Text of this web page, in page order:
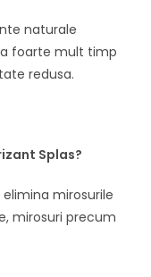
naturale
foarte mult timp
redusa.
Splas?
mirosurile
mirosuri precum